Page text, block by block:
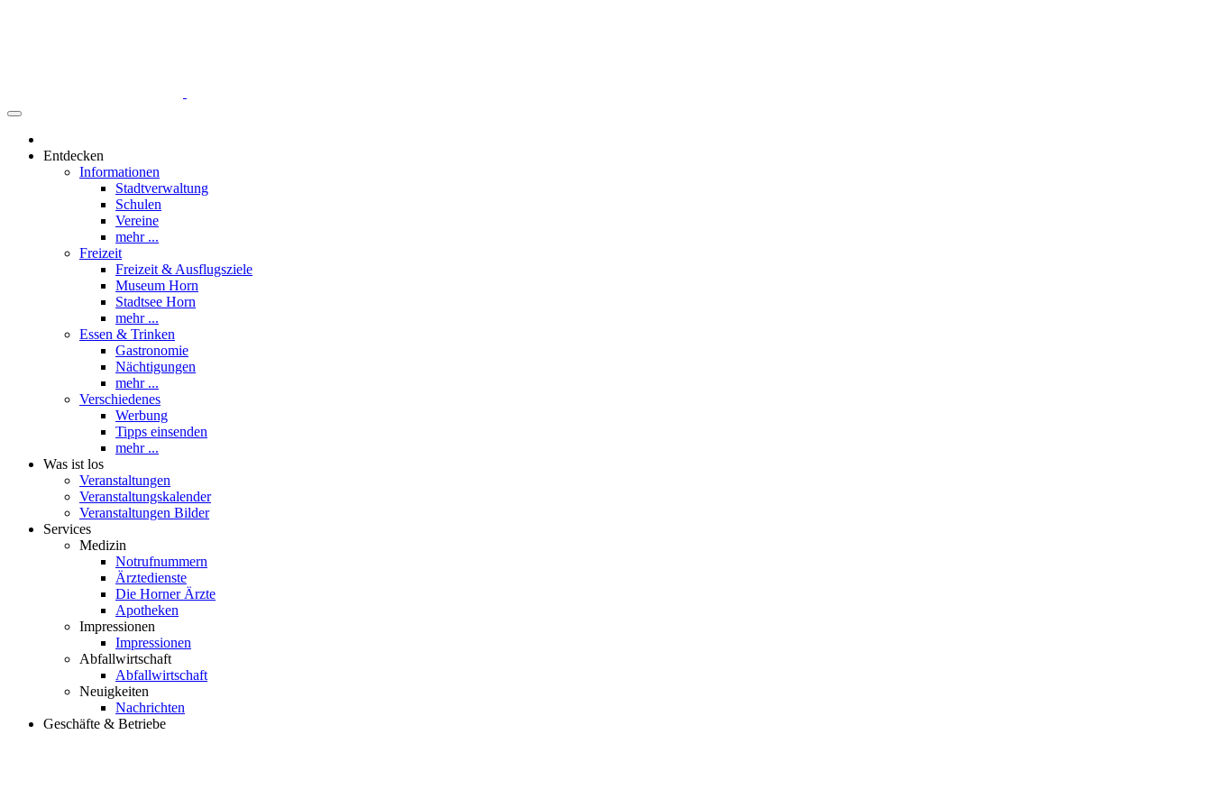
Freizeit
Freizeit & Ausflugsziele
Museum Horn
Stadtsee Horn
mehr ...
Essen & Trinken
Gastronomie
Nächtigungen
mehr ...
Verschiedenes
Werbung
Tipps einsenden
mehr ...
Was ist los
Veranstaltungen
Veranstaltungskalender
Veranstaltungen Bilder
Medizin
Notrufnummern
Ärztedienste
Die Horner Ärzte
Impressionen
Impressionen
Abfallwirtschaft
Abfallwirtschaft
Neuigkeiten
Nachrichten
Geschäfte & Betriebe
HORN iST VORN Partner
Übersicht Partner
unsere Partner stellen sich vor
Partner werden